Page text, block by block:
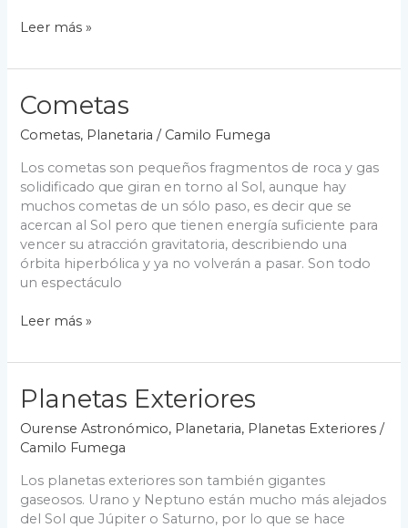
Saturno
Leer más »
Cometas
Cometas, Planetaria / Camilo Fumega
Los cometas son pequeños fragmentos de roca y gas
solidificado que giran en torno al Sol, aunque hay
muchos cometas de un sólo paso, es decir que se
acercan al Sol pero que tienen energía suficiente para
vencer su atracción gravitatoria, describiendo una
órbita hiperbólica y ya no volverán a pasar. Son todo
un espectáculo
Cometas
Leer más »
Planetas Exteriores
Ourense Astronómico, Planetaria, Planetas Exteriores /
Camilo Fumega
Los planetas exteriores son también gigantes
gaseosos. Urano y Neptuno están mucho más alejados
del Sol que Júpiter o Saturno, por lo que se hace